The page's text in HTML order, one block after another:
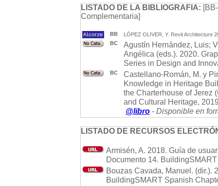
LISTADO DE LA BIBLIOGRAFIA:
Complementaria]
BB
LÓPEZ OLIVER, Y. Revit Architecture
BC
Agustín Hernández, Luis;
Angélica (eds.). 2020.
Series in Design and
BC
Castellano-Román, M. y
Knowledge in Heritage
the Charterhouse of Jerez
and Cultural Heritage,
@libro - Disponible en
LISTADO DE RECURSOS
Armisén, A. 2018. Guía de
Documento 14.
Bouzas Cavada, Manuel. (dir.).
BuildingSMART Spanish